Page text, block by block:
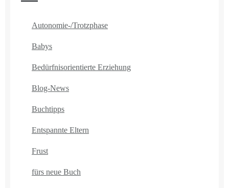
Autonomie-/Trotzphase
Babys
Bedürfnisorientierte Erziehung
Blog-News
Buchtipps
Entspannte Eltern
Frust
fürs neue Buch